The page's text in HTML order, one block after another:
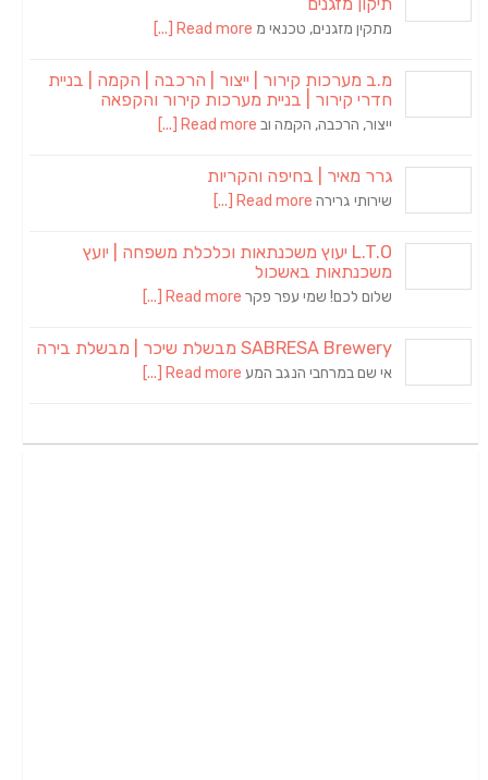
מתקין מזגנים, טכנאי מ Read more [...]
מ.ב מערכות קירור | ייצור | הרכבה | הקמה | בניית
חדרי קירור | בניית מערכות קירור והקפאה
ייצור, הרכבה, הקמה וב Read more [...]
גרר מאיר | בחיפה והקריות
שירותי גרירה Read more [...]
L.T.O יעוץ משכנתאות וכלכלת משפחה | יועץ
משכנתאות באשכול
שלום לכם! שמי עפר פקר Read more [...]
SABRESA Brewery מבשלת שיכר | מבשלת בירה
אי שם במרחבי הנגב המע Read more [...]